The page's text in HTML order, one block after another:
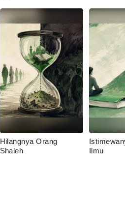
Hilangnya Orang
Shaleh
Ilmu